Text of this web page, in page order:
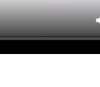
型，促进产业智
加强与全球伙伴